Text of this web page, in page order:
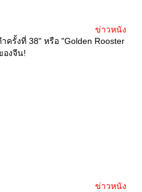
ครั้งที่ 38" หรือ "Golden Rooster
องจีน!
ข่าวหนัง
ข่าวหนัง